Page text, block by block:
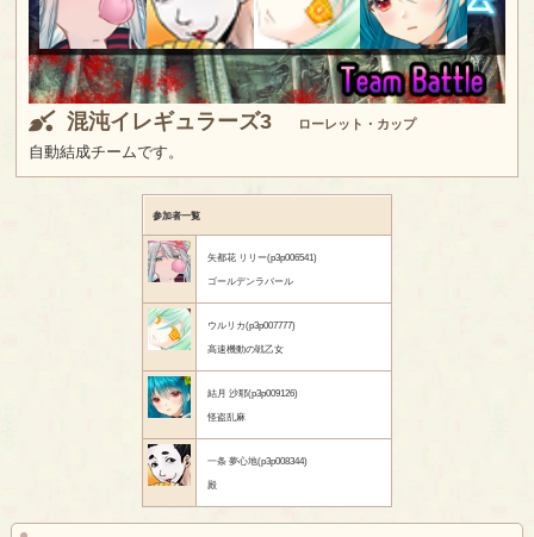
混沌イレギュラーズ3 ローレット・カップ
自動結成チームです。
参加者一覧
矢都花 リリー(p3p006541)
ゴールデンラバール
ウルリカ(p3p007777)
高速機動の戦乙女
結月 沙耶(p3p009126)
怪盗乱麻
一条 夢心地(p3p008344)
殿